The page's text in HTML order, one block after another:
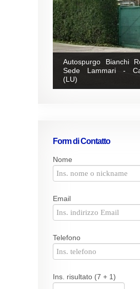
Autospurgo Bianchi
Sede Lammari -
(LU)
Form di Contatto
Nome
Email
Telefono
Ins. risultato (7 + 1)